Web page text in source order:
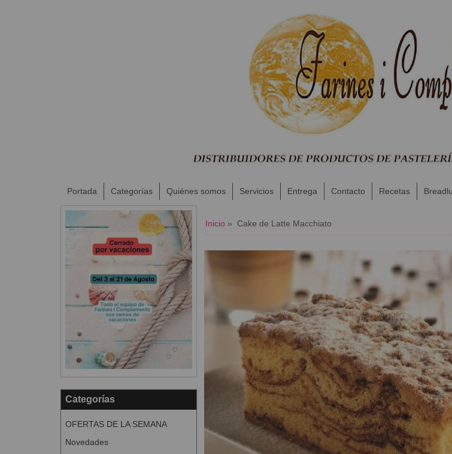
Portada Categorías Quiénes somos Servicios Entrega Contacto Recetas
Categorías
OFERTAS DE LA SEMANA
Novedades
Inicio » ​ Cake de Latte Macchiato